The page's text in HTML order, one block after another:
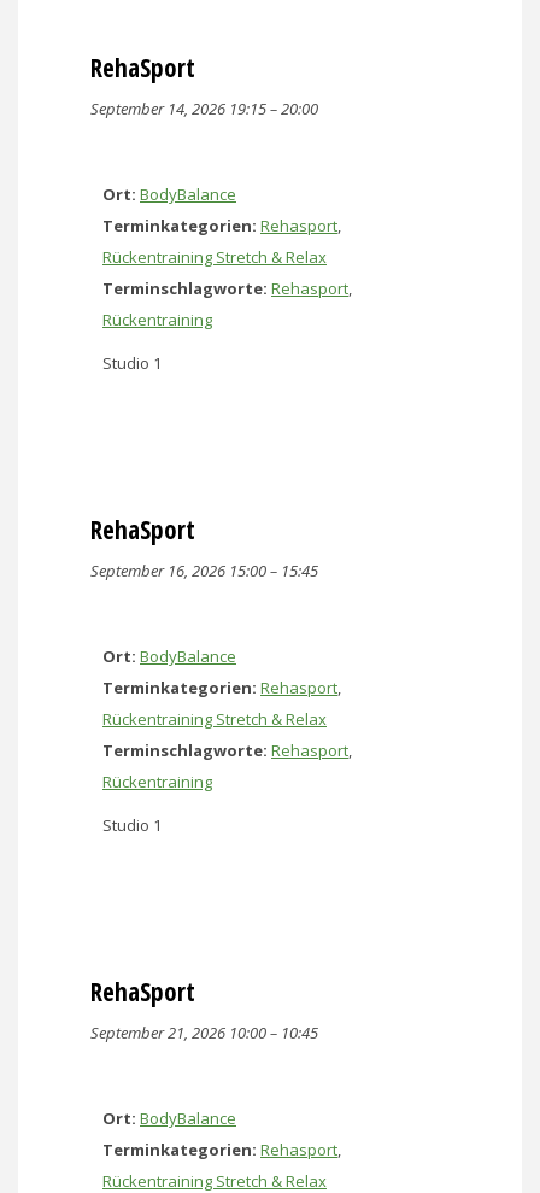
RehaSport
September 14, 2026 19:15–20:00
Ort: BodyBalance
Terminkategorien: Rehasport,
Rückentraining Stretch & Relax
Terminschlagworte: Rehasport,
Rückentraining
Studio 1
RehaSport
September 16, 2026 15:00– 15:45
Ort: BodyBalance
Terminkategorien: Rehasport,
Rückentraining Stretch & Relax
Terminschlagworte: Rehasport,
Rückentraining
Studio 1
RehaSport
September 21, 2026 10:00– 10:45
Ort: BodyBalance
Terminkategorien: Rehasport,
Rückentraining Stretch & Relax